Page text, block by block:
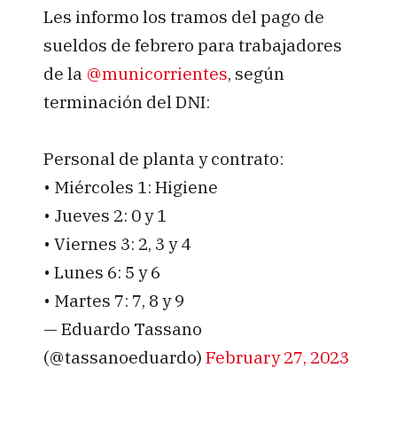
Les informo los tramos del pago de
sueldos de febrero para trabajadores
de la @municorrientes, según
terminación del DNI:
Personal de planta y contrato:
• Miércoles 1: Higiene
• Jueves 2: 0 y 1
• Viernes 3: 2, 3 y 4
• Lunes 6: 5 y 6
• Martes 7: 7, 8 y 9
— Eduardo Tassano
(@tassanoeduardo) February 27, 2023